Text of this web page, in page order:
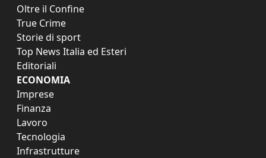
Oltre il Confine
True Crime
Storie di sport
Top News Italia ed Esteri
Editoriali
ECONOMIA
Imprese
Finanza
Lavoro
Tecnologia
Infrastrutture